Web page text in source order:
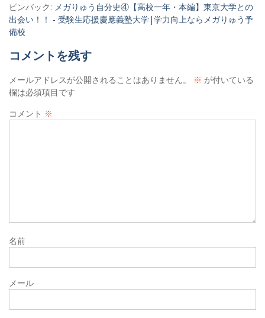
ョ
ン
ピンバック: メガりゅう自分史④【高校一年・本編】東京大学との
出会い！！ - 受験生応援慶應義塾大学|学力向上ならメガりゅう予
備校
コメントを残す
メールアドレスが公開されることはありません。 ※ が付いている
欄は必須項目です
コメント ※
名前
メール